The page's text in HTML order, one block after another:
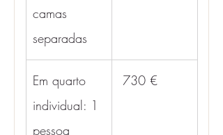
camas
separadas
Em quarto
individual: 1
pessoa
730 €